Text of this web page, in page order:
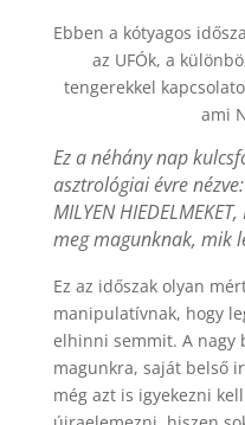
Ebben a kótyagos
az UFÓk, a
tengerekkel
ami
Ez a néhány nap
asztrológiai évre
MILYEN
meg magunknak, mik
Ez az időszak olyan
manipulatívnak, hogy
elhinni semmit. A nagy
magunkra, saját belső
még azt is igyekezni